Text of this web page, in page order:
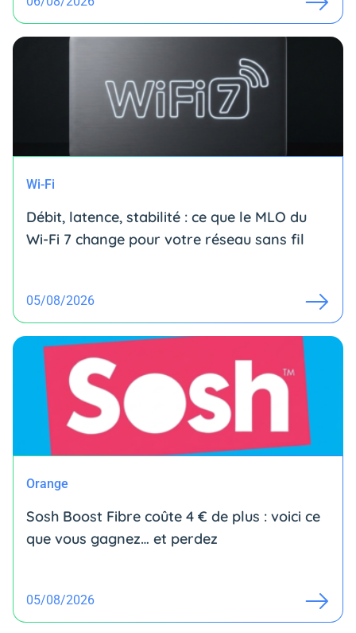
Wi-Fi
Débit, latence, stabilité : ce que le MLO du
Wi-Fi 7 change pour votre réseau sans fil
05/08/2026
Orange
Sosh Boost Fibre coûte 4 € de plus : voici ce
que vous gagnez… et perdez
05/08/2026